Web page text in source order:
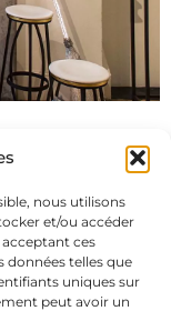
nous utilisons
et/ou accéder
ces
données telles que
uniques sur
peut avoir un